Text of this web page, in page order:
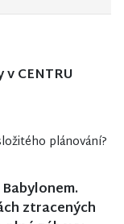
CENTRU
plánování?
ztracených